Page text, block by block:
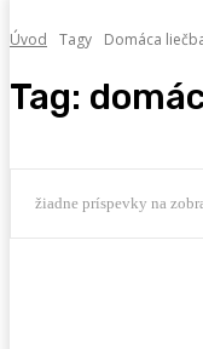
Úvod Tagy Domáca
Tag:
žiadne príspevky na